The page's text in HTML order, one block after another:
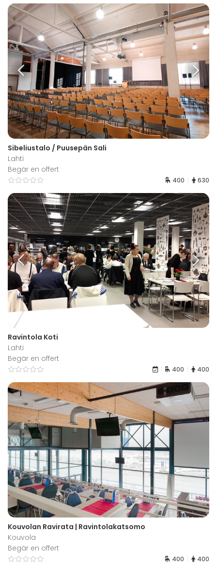
Sibeliustalo / Puusepän Sali
Lahti
Begär en offert
400 630
Ravintola Koti
Lahti
Begär en offert
400 400
Kouvolan Ravirata | Ravintolakatsomo
Kouvola
Begär en offert
400 400